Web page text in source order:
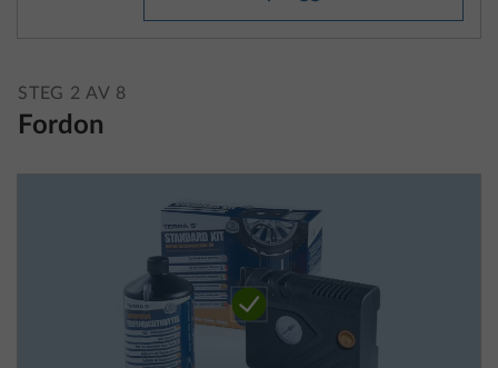
STEG 2 AV 8
Fordon